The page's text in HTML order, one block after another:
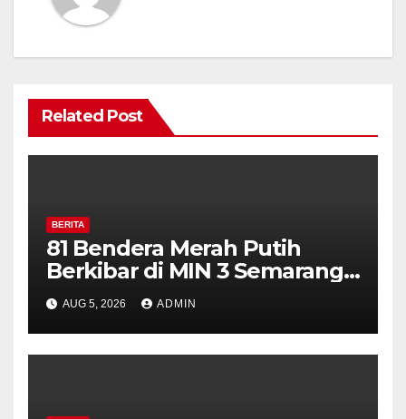
Related Post
BERITA
81 Bendera Merah Putih
Berkibar di MIN 3 Semarang,
Bhabinkamtibmas Desa
Timpik Hadiri Peringatan
HUT ke-81 Kemerdekaan RI
AUG 5, 2026 ADMIN